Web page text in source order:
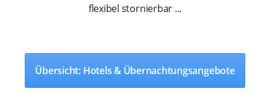
flexibel stornierbar ...
Übersicht: Hotels & Übernachtungsangebote